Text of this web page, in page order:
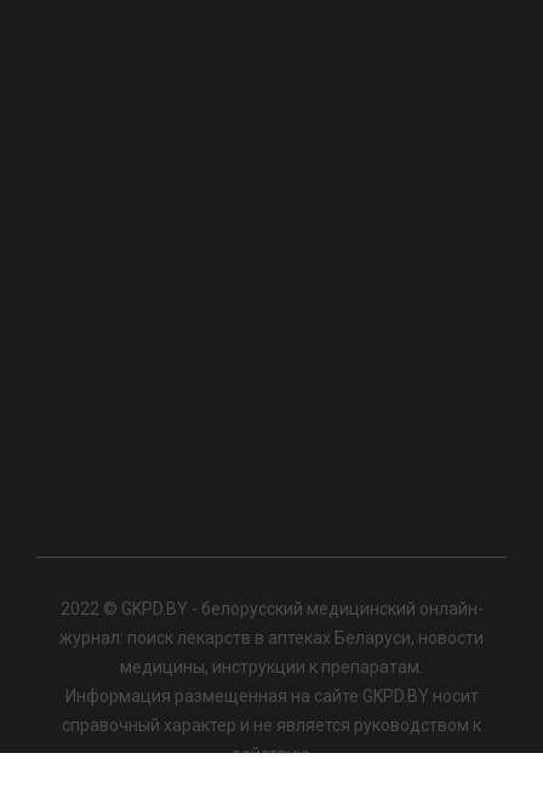
2022 © GKPD.BY - белорусский медицинский онлайн-
журнал: поиск лекарств в аптеках Беларуси, новости
медицины, инструкции к препаратам.
Информация размещенная на сайте GKPD.BY носит
справочный характер и не является руководством к
действию.